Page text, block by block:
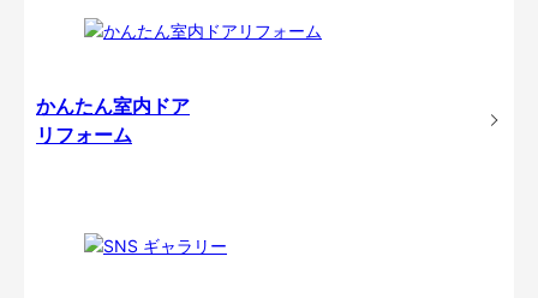
かんたん室内ドア
リフォーム